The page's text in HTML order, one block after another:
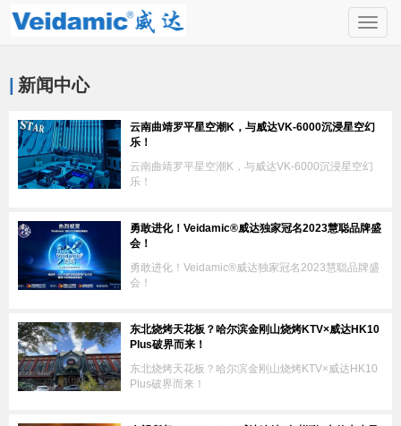
新闻中心
云南曲靖罗平星空潮K，与威达VK-6000沉浸星空幻
乐！
云南曲靖罗平星空潮K，与威达VK-6000沉浸星空幻
乐！
勇敢进化！Veidamic®威达独家冠名2023慧聪品牌盛
会！
勇敢进化！Veidamic®威达独家冠名2023慧聪品牌盛
会！
东北烧烤天花板？哈尔滨金刚山烧烤KTV×威达HK10
Plus破界而来！
东北烧烤天花板？哈尔滨金刚山烧烤KTV×威达HK10
Plus破界而来！